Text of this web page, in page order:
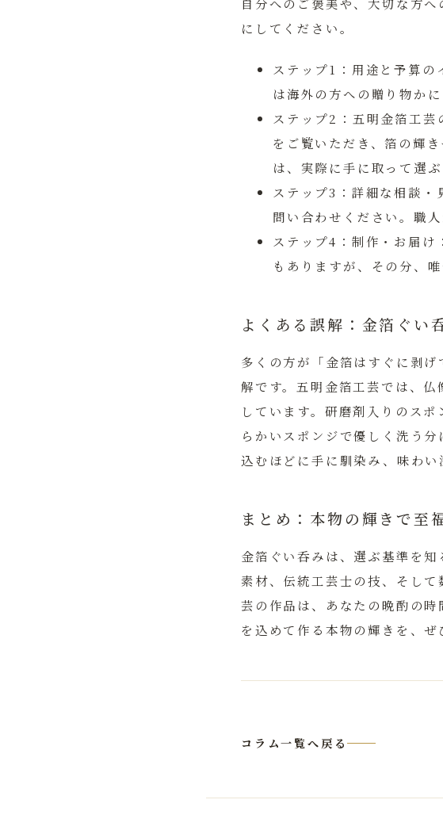
にしてください。
ステップ1：用途と予算の
は海外の方への贈り物か
ステップ2：五明金箔工芸
をご覧いただき、箔の輝
は、実際に手に取って選ぶ
ステップ3：詳細な相談・
問い合わせください。職
ステップ4：制作・お届け
もありますが、その分、
よくある誤解：金箔ぐい
多くの方が「金箔はすぐに剥
解です。 五明金箔工芸では、
しています。 研磨剤入りのスポ
らかいスポンジで優しく洗う
込むほどに手に馴染み、味わい
まとめ：本物の輝きで至
金箔ぐい呑みは、選ぶ基準を
素材、伝統工芸士の技、そし
芸の作品は、あなたの晩酌の
を込めて作る本物の輝きを、ぜ
コラム一覧へ戻る